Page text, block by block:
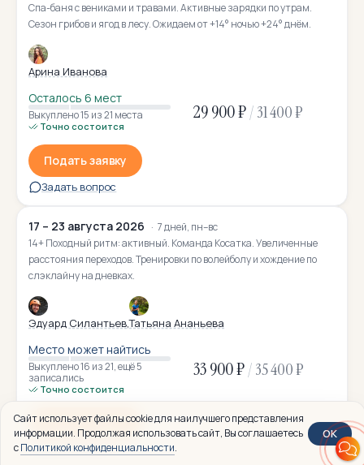
Спа-баня с вениками и травами. Активные зарядки по утрам.
Сезон грибов и ягод в лесу. Ожидаем от +14° ночью +24° днём.
Арина Иванова
Осталось 6 мест
Выкуплено 15 из 21 места
Точно состоится
29 900 ₽/31 400 ₽
Подать заявку
Задать вопрос
17 – 23 августа 2026
7 дней, пн–вс
14+ Походный ритм: активный. Команда Косатка. Увеличенные
расстояния переходов. Тренировки по волейболу и хождение по
слэклайну на дневках.
Эдуард СилантьевТатьяна Ананьева
Место может найтись
Выкуплено 16 из 21,ещё 5
записались
Точно состоится
33 900 ₽/35 400 ₽
Подать заявку
Задать вопрос
Сайт использует файлы cookie для наилучшего представления
информации. Продолжая использовать сайт, Вы соглашаетесь
сПолитикой конфиденциальности.
OK